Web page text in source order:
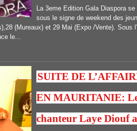
La 3eme Edition Gala Diaspora
sous le signe de weekend des
(Mureaux) et 29 Mai (Expo /Vente). Sous
le...
SUITE DE
EN MAURITANIE:
chanteur Laye Diouf